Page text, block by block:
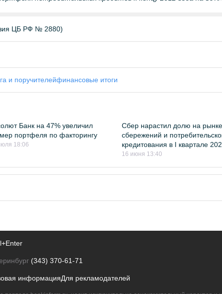
ЦБ РФ № 2880)
и поручителейфинансовые итоги
Банк на 47% увеличил
портфеля по факторингу
18:06
Сбер нарастил долю на рынке
сбережений и
кредитования в I квартале
16 июня 13:40
(343) 370-61-71
информацияДля рекламодателей